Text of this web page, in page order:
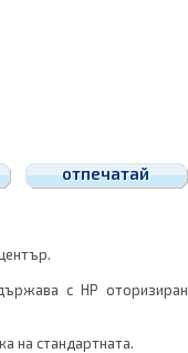
отпечатай
с HP оторизиран
на стандартната.